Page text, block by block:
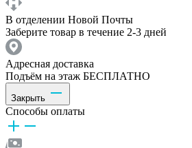
В отделении Новой Почты
Заберите товар в течение 2-3 дней
Адресная доставка
Подъём на этаж БЕСПЛАТНО
Закрыть
Способы оплаты